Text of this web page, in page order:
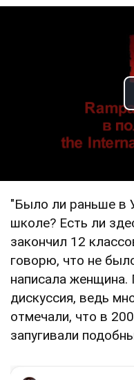
"Было ли раньше в
школе? Есть ли
закончил 12
говорю, что не
написала женщина.
дискуссия, ведь
отмечали, что в
запугивали